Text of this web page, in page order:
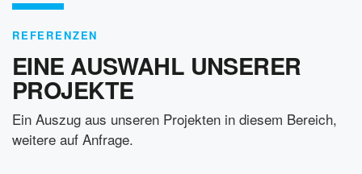
REFERENZEN
EINE AUSWAHL UNSERER
PROJEKTE
Ein Auszug aus unseren Projekten in diesem Bereich,
weitere auf Anfrage.